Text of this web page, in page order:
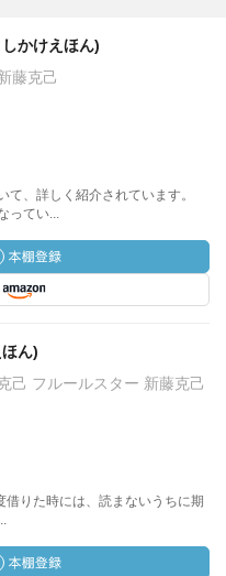
かけえほん)
藤克己
て、詳しく紹介されています。
ってい...
ん)
己 フルールスター 新藤克己
借りた時には、読まないうちに期